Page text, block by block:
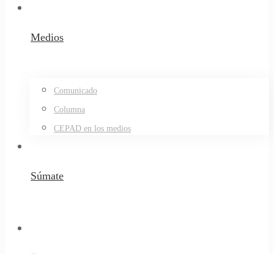
Medios
Comunicado
Columna
CEPAD en los medios
Súmate